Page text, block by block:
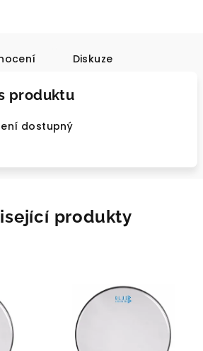
Diskuze
produktu
dostupný
produkty